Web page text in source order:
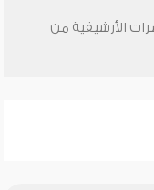
الأرشيفية من